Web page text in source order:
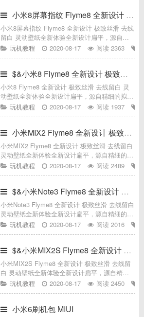
小米8屏幕指纹 Flyme8 全新设计 极致丝滑
小米8屏幕指纹 Flyme8 全新设计 极致丝滑 去线
留白 灵动壁纸全新体验全新设计扁平，源自精
细的拟物；大胆的色彩下，是若隐若现的光影；
去形取意，抹除棱角；碰触左右，不被形式左
玩机教程 2020-08-17 阅读 2363
$&小米8 Flyme8 全新设计 极致丝滑 去线留白
小米8 Flyme8 全新设计 极致丝滑 去线留白 灵
动壁纸全新体验全新设计扁平，源自精细的拟
物；大胆的色彩下，是若隐若现的光影；去形取
意，抹除棱角；碰触左右，不被形式左右;呼
玩机教程 2020-08-17 阅读 1937
小米MIX2 Flyme8 全新设计 极致丝滑 去线留
小米MIX2 Flyme8 全新设计 极致丝滑 去线留白
灵动壁纸全新体验全新设计扁平，源自精细的拟
物；大胆的色彩下，是若隐若现的光影；去形取
意，抹除棱角；碰触左右，不被形式左右;呼
玩机教程 2020-08-17 阅读 2489
$&小米Note3 Flyme8 全新设计 极致丝滑11
小米Note3 Flyme8 全新设计 极致丝滑 去线留白
灵动壁纸全新体验全新设计扁平，源自精细的拟
物；大胆的色彩下，是若隐若现的光影；去形取
意，抹除棱角；碰触左右，不被形式左右;呼
玩机教程 2020-08-17 阅读 2016
$&小米MIX2S Flyme8 全新设计 极致丝滑13
小米MIX2S Flyme8 全新设计 极致丝滑 去线留
白 灵动壁纸全新体验全新设计扁平，源自精细
的拟物；大胆的色彩下，是若隐若现的光影；去
形取意，抹除棱角；碰触左右，不被形式左右;
玩机教程 2020-08-17 阅读 2450
小米6刷机包 MIUI